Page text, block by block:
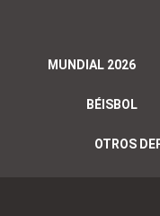
MUNDIAL 2026
BÉISBOL
OTROS